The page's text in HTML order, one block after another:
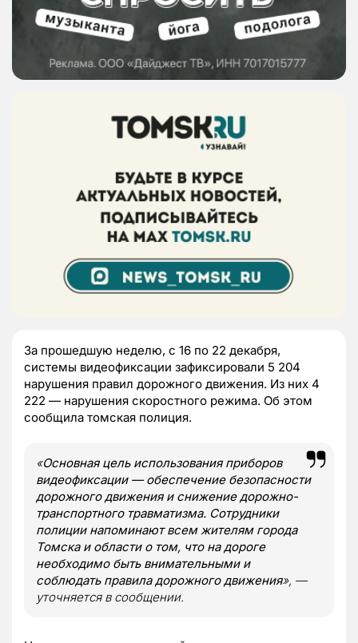
За прошедшую неделю, с 16 по 22 декабря,
системы видеофиксации зафиксировали 5 204
нарушения правил дорожного движения. Из них 4
222 — нарушения скоростного режима. Об этом
сообщила томская полиция.
«Основная цель использования приборов
видеофиксации — обеспечение безопасности
дорожного движения и снижение дорожно-
транспортного травматизма. Сотрудники
полиции напоминают всем жителям города
Томска и области о том, что на дороге
необходимо быть внимательными и
соблюдать правила дорожного движения», —
уточняется в сообщении.